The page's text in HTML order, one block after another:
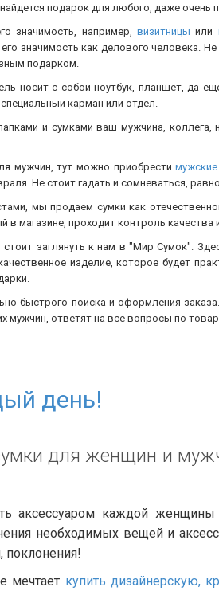
подарок для любого, даже очень
значимость, например, визитницы или
значимость как делового человека. Не
подарком.
носит с собой ноутбук, планшет, да
карман или отдел.
и сумками ваш мужчина, коллега,
мужчин, тут можно приобрести
Не стоит гадать и сомневаться,
мы продаем сумки как
магазине, проходит контроль качества
заглянуть к нам в "Мир Сумок".
изделие, которое будет
быстрого поиска и оформления
ответят на все вопросы по
день!
для женщин и
каждой женщины
необходимых вещей и
поклонения!
мечтает купить дизайнерскую,